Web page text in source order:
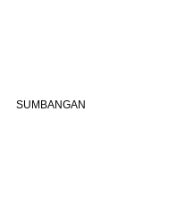
SUMBANGAN